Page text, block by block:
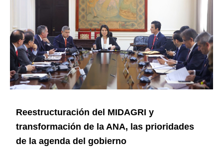
Reestructuración del MIDAGRI y
transformación de la ANA, las prioridades
de la agenda del gobierno